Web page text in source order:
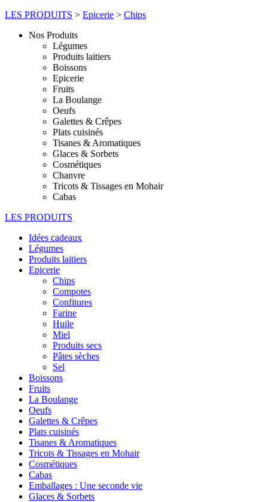
LES PRODUITS > Epicerie > Chips
Nos Produits
Légumes
Produits laitiers
Boissons
Epicerie
Fruits
La Boulange
Oeufs
Galettes & Crêpes
Plats cuisinés
Tisanes & Aromatiques
Glaces & Sorbets
Cosmétiques
Chanvre
Tricots & Tissages en Mohair
Cabas
LES PRODUITS
Idées cadeaux
Légumes
Produits laitiers
Epicerie
Chips
Compotes
Confitures
Farine
Huile
Miel
Produits secs
Pâtes sèches
Sel
Boissons
Fruits
La Boulange
Oeufs
Galettes & Crêpes
Plats cuisinés
Tisanes & Aromatiques
Tricots & Tissages en Mohair
Cosmétiques
Cabas
Emballages : Une seconde vie
Glaces & Sorbets